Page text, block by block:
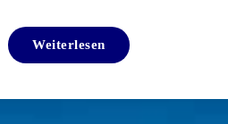
Weiterlesen